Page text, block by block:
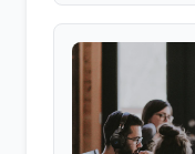
85,000+